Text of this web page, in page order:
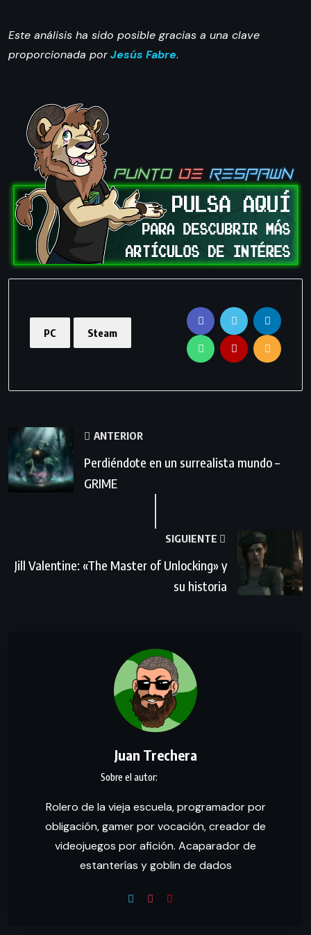
Este análisis ha sido posible gracias a una clave
proporcionada porJesús Fabre.
PC Steam
ANTERIOR
Perdiéndote en un surrealista mundo –
GRIME
SIGUIENTE
Jill Valentine: «The Master of Unlocking» y
su historia
Juan Trechera
Rolero de la vieja escuela, programador por
obligación, gamer por vocación, creador de
videojuegos por afición. Acaparador de
estanterías y goblin de dados